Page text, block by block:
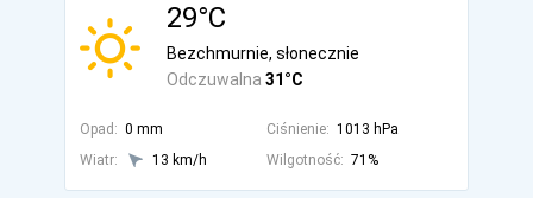
29°C
Odczuwalna 31°C
Bezchmurnie, słonecznie
Opad: 0 mm Ciśnienie: 1013 hPa
Wiatr:
13 km/h Wilgotność: 71%